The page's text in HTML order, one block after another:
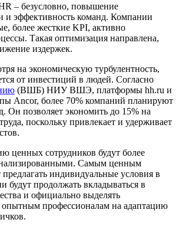
– безусловно, повышение
и эффективность команд. Компании
более жесткие KPI, активно
Такая оптимизация направлена,
издержек.
на экономическую турбулентность,
от инвестиций в людей. Согласно
(ВШБ) НИУ ВШЭ, платформы hh.ru и
Ancor, более 70% компаний планируют
Он позволяет экономить до 15% на
поскольку привлекает и удерживает
ценных сотрудников будут более
Самым ценным
предлагать индивидуальные условия в
будут продолжать вкладываться в
и официально выделять
профессионалам на адаптацию